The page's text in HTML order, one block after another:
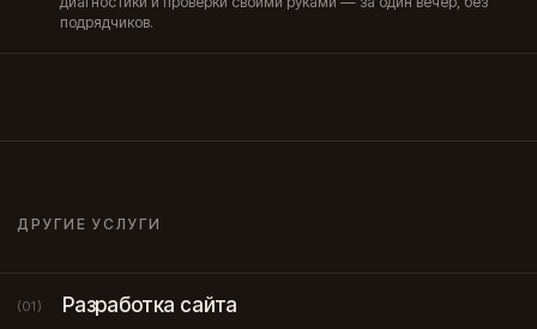
подрядчиков.
ДРУГИЕ УСЛУГИ
(01) Разработка сайта